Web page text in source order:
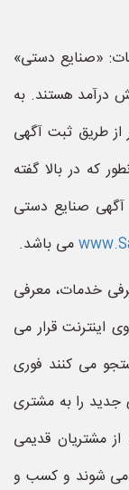
«صنایع دستی»
درآمد هستند. به
از طریق ثبت آگهی
که در بالا گفته
صنایع دستی
می باشد.
خدمات، معرفی
اینترنت قرار می
می کنند فوری
جدید را به مشتری
مشتریان قدیمی
می شوند و کسب و